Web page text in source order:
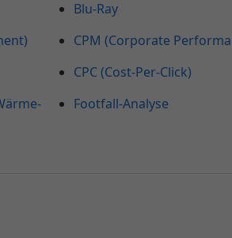
Blu-Ray
CPM (Corporate
CPC (Cost-Per-Click)
Footfall-Analyse